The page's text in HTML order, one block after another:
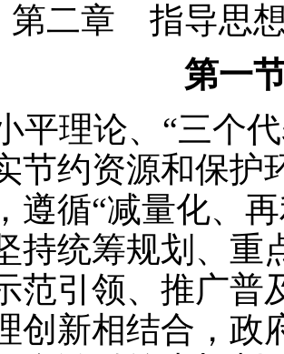
第二章 指导思
第一
理论、“三个
节约资源和保护
遵循“减量化、
持统筹规划、重
范引领、推广普
创新相结合，政